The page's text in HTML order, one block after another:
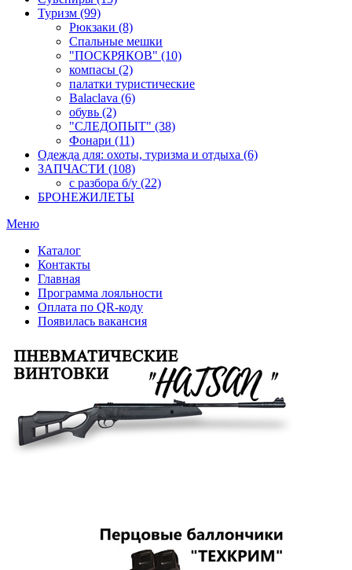
Туризм (99)
Рюкзаки (8)
Спальные мешки
"ПОСКРЯКОВ" (10)
компасы (2)
палатки туристические
Balaclava (6)
обувь (2)
"СЛЕДОПЫТ" (38)
Фонари (11)
Одежда для: охоты, туризма и отдыха (6)
ЗАПЧАСТИ (108)
с разбора б/у (22)
БРОНЕЖИЛЕТЫ
Меню
Каталог
Контакты
Главная
Программа лояльности
Оплата по QR-коду
Появилась вакансия